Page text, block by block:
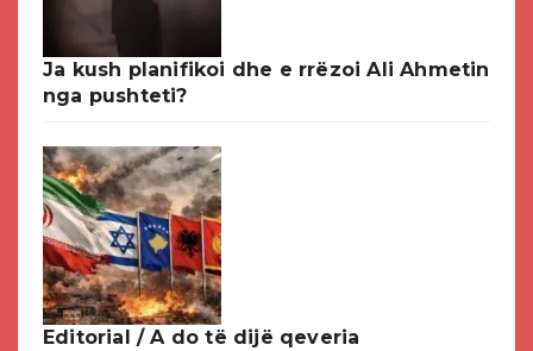
Ja kush planifikoi dhe e rrëzoi Ali Ahmetin
nga pushteti?
Editorial / A do të dijë qeveria